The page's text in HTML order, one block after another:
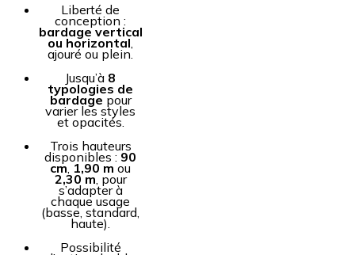
Liberté de
conception :
bardage vertical
ou horizontal,
ajouré ou plein.
Jusqu’à 8
typologies de
bardage pour
varier les styles
et opacités.
Trois hauteurs
disponibles : 90
cm, 1,90 m ou
2,30 m, pour
s’adapter à
chaque usage
(basse, standard,
haute).
Possibilité